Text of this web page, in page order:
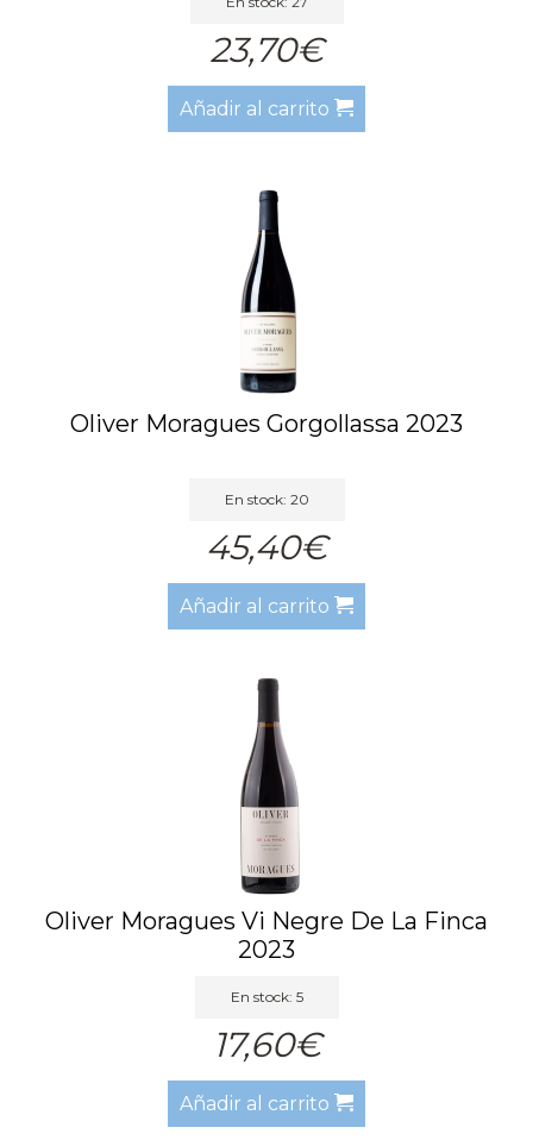
23,70€
Añadir al carrito
Oliver Moragues Gorgollassa 2023
En stock: 20
45,40€
Añadir al carrito
Oliver Moragues Vi Negre De La Finca
2023
En stock: 5
17,60€
Añadir al carrito